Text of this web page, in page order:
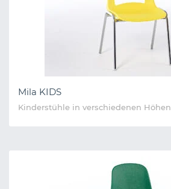
Mila KIDS
Kinderstühle in verschiedenen Höhen